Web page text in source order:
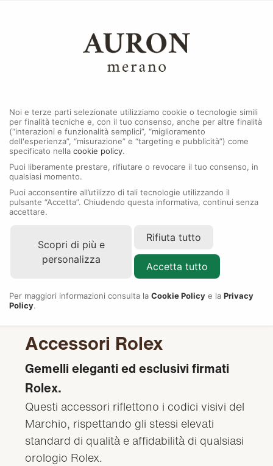
Accessori Rolex
Gemelli eleganti ed esclusivi firmati
Rolex.
Questi accessori riflettono i codici visivi del
Marchio, rispettando gli stessi elevati
standard di qualità e affidabilità di qualsiasi
orologio Rolex.
Noi e terze parti selezionate utilizziamo cookie o tecnologie simili
per finalità tecniche e, con il tuo consenso, anche per altre finalità
(“interazioni e funzionalità semplici”, “miglioramento
dell'esperienza”, “misurazione” e “targeting e pubblicità”) come
specificato nella cookie policy.
Puoi liberamente prestare, rifiutare o revocare il tuo consenso, in
qualsiasi momento.
Puoi acconsentire all’utilizzo di tali tecnologie utilizzando il
pulsante “Accetta”. Chiudendo questa informativa, continui senza
accettare.
Scopri di più e
personalizza
Rifiuta tutto
Accetta tutto
Per maggiori informazioni consulta la Cookie Policy e la Privacy
Policy.